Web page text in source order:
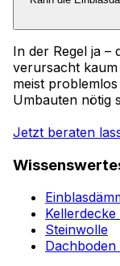
In der Regel ja –
verursacht
meist
Umbauten nötig
Jetzt beraten
Steinwolle